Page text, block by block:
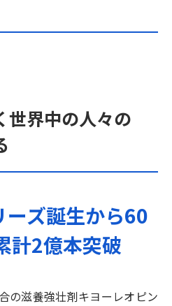
世界中の人々の
ーズ誕生から60
計2億本突破
の滋養強壮剤キヨーレオピン